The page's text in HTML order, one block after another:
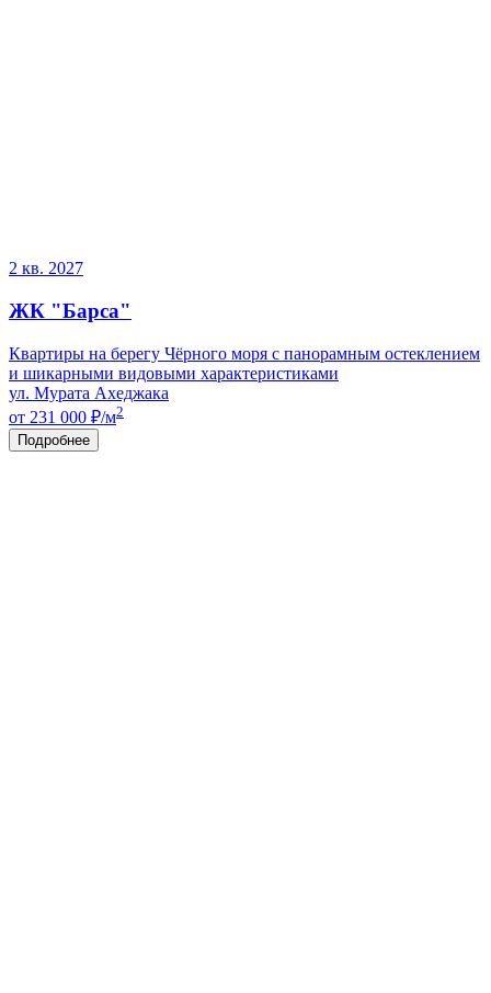
2 кв. 2027
ЖК "Барса"
Квартиры на берегу Чёрного моря с панорамным остеклением
и шикарными видовыми характеристиками
ул. Мурата Ахеджака
от 231 000 ₽/м2
Подробнее